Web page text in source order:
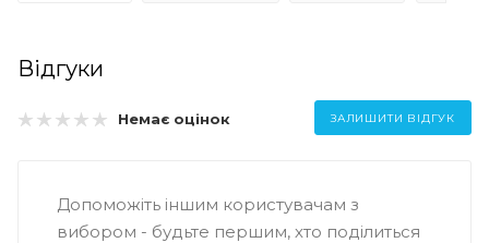
Відгуки
Немає оцінок ЗАЛИШИТИ ВІДГУК
Допоможіть іншим користувачам з
вибором - будьте першим, хто поділиться